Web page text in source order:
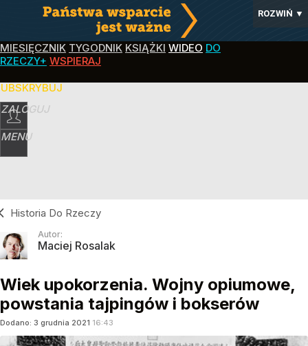
ROZWIŃ ▼
MIESIĘCZNIK TYGODNIK KSIĄŻKI WIDEO DO
RZECZY+ WSPIERAJ
ZALOGUJ
MENU
Historia Do Rzeczy
Autor:
Maciej Rosalak
Wiek upokorzenia. Wojny opiumowe,
powstania tajpingów i bokserów
Dodano: 3 grudnia 2021 16:43